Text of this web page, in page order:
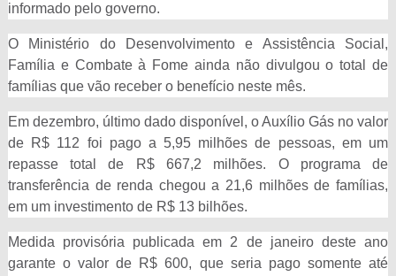
informado pelo governo.
O Ministério do Desenvolvimento e Assistência Social,
Família e Combate à Fome ainda não divulgou o total de
famílias que vão receber o benefício neste mês.
Em dezembro, último dado disponível, o Auxílio Gás no valor
de R$ 112 foi pago a 5,95 milhões de pessoas, em um
repasse total de R$ 667,2 milhões. O programa de
transferência de renda chegou a 21,6 milhões de famílias,
em um investimento de R$ 13 bilhões.
Medida provisória publicada em 2 de janeiro deste ano
garante o valor de R$ 600, que seria pago somente até